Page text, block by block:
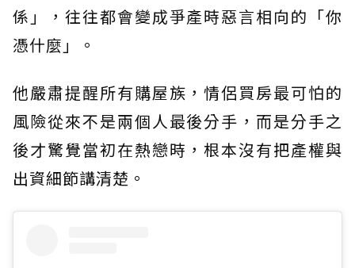
係」，往往都會變成爭產時惡言相向的「你
憑什麼」。
他嚴肅提醒所有購屋族，情侶買房最可怕的
風險從來不是兩個人最後分手，而是分手之
後才驚覺當初在熱戀時，根本沒有把產權與
出資細節講清楚。